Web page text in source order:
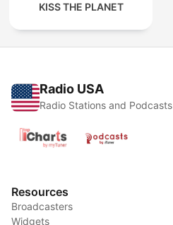
KISS THE PLANET
Radio USA
Radio Stations and Podcasts
Resources
Broadcasters
Widgets